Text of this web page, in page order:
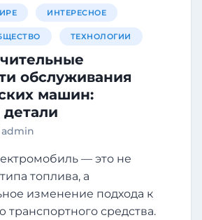
ИНТЕРЕСНОЕ
ТЕХНОЛОГИИ
обслуживания
машин:
admin
— это не
топлива, а
изменение подхода к
средства.